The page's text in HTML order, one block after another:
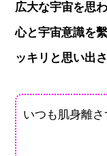
広大な宇宙を思
心と宇宙意識を
ッキリと思い出
いつも肌身離さ